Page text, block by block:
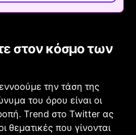
στον κόσμο των
την τάση της
του όρου είναι οι
Trend στο Twitter ας
θεματικές που γίνονται